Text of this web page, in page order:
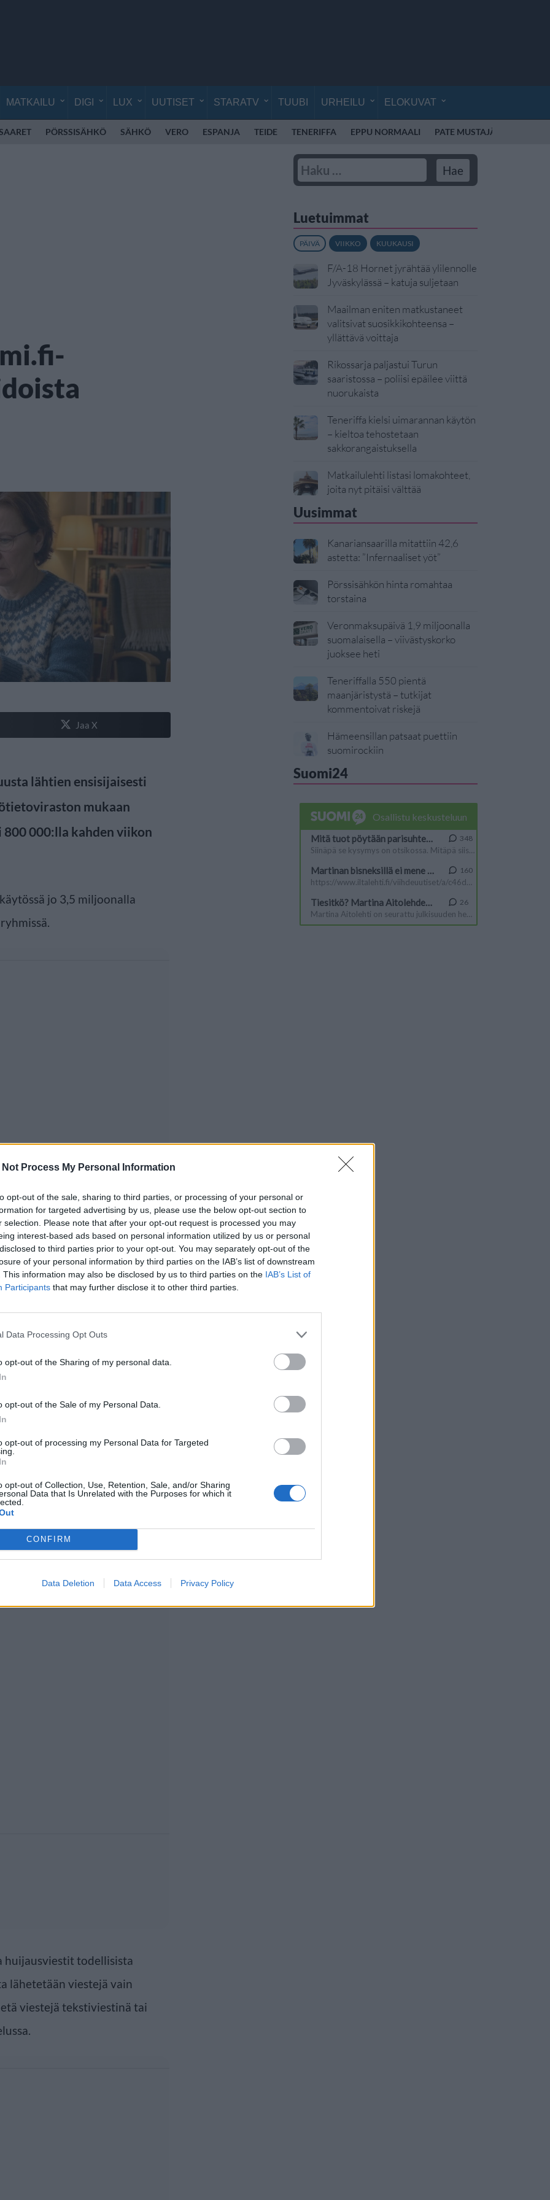
Not Process My Personal Information
opt-out of the sale, sharing to third parties, or processing of your personal or
for targeted advertising by us, please use the below opt-out section to
selection. Please note that after your opt-out request is processed you may
interest-based ads based on personal information utilized by us or personal
to third parties prior to your opt-out. You may separately opt-out of the
of your personal information by third parties on the IAB’s list of downstream
This information may also be disclosed by us to third parties on the IAB’s List of
Participants that may further disclose it to other third parties.
Data Processing Opt Outs
opt-out of the Sharing of my personal data.
opt-out of the Sale of my Personal Data.
opt-out of processing my Personal Data for Targeted
opt-out of Collection, Use, Retention, Sale, and/or Sharing
Data that Is Unrelated with the Purposes for which it
CONFIRM
Data Deletion Data Access Privacy Policy
MATKAILU DIGI LUX UUTISET STARATV TUUBI URHEILU ELOKUVAT
PÖRSSISÄHKÖ SÄHKÖ VERO ESPANJA TEIDE TENERIFFA EPPU NORMAALI PATE MUSTAJÄRVI
Jaa X
lähtien ensisijaisesti
mukaan
000:lla kahden viikon
jo 3,5 miljoonalla
Pelkästään Itä-Suomen
172 tietoverkkoavusteista
palvelun nimissä
Suomi.fi-palvelusta
uudesta viestistä käyttäjän
huijausviestit todellisista
lähetetään viestejä vain
viestejä tekstiviestinä tai
Luetuimmat
PÄIVÄ VIIKKO KUUKAUSI
F/A-18 Hornet jyrähtää ylilennolle
Jyväskylässä – katuja suljetaan
Maailman eniten matkustaneet
valitsivat suosikkikohteensa –
yllättävä voittaja
Rikossarja paljastui Turun
saaristossa – poliisi epäilee viittä
nuorukaista
Teneriffa kielsi uimarannan käytön
– kieltoa tehostetaan
sakkorangaistuksella
Matkailulehti listasi lomakohteet,
joita nyt pitäisi välttää
Uusimmat
Kanariansaarilla mitattiin 42,6
astetta: ”Infernaaliset yöt”
Pörssisähkön hinta romahtaa
torstaina
Veronmaksupäivä 1,9 miljoonalla
suomalaisella – viivästyskorko
juoksee heti
Teneriffalla 550 pientä
maanjäristystä – tutkijat
kommentoivat riskejä
Hämeensillan patsaat puettiin
suomirockiin
Suomi24